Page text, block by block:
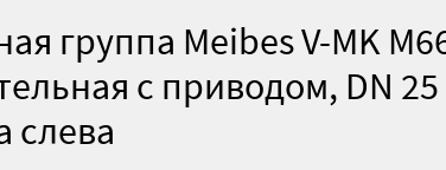
группа Meibes V-MK
с приводом, DN
слева